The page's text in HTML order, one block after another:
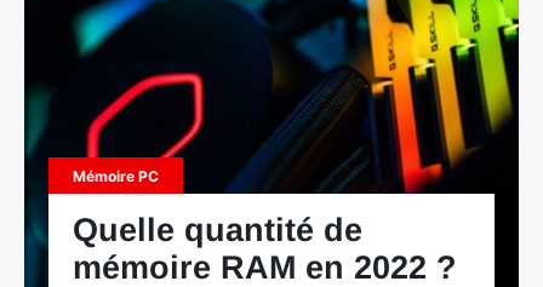
Mémoire PC
Quelle quantité de
mémoire RAM en 2022 ?